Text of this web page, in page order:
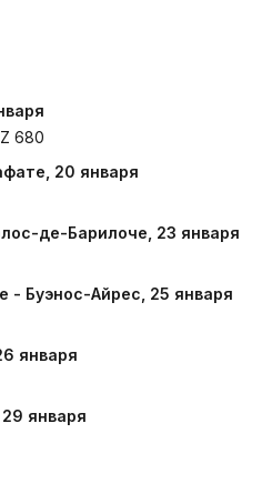
680
20 января
де-Барилоче, 23 января
Буэнос-Айрес, 25 января
января
января